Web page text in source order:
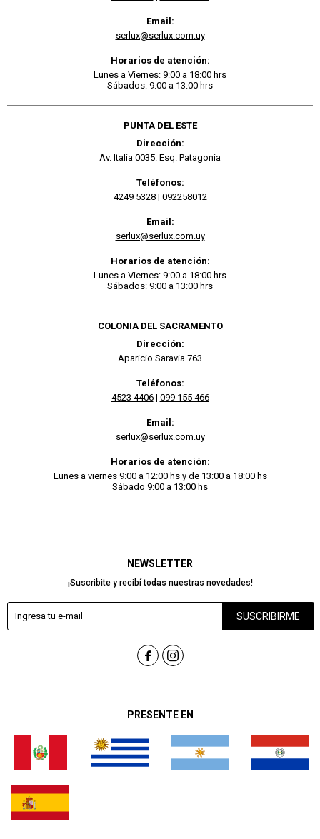
PRESENTE EN
NEWSLETTER
¡Suscribite y recibí todas nuestras novedades!
SUSCRIBIRME
 
Email:
serlux@serlux.com.uy
Horarios de atención:
Lunes a Viernes: 9:00 a 18:00 hrs
Sábados: 9:00 a 13:00 hrs
PUNTA DEL ESTE
Dirección:
Av. Italia 0035. Esq. Patagonia
Teléfonos:
4249 5328| 092258012
Email:
serlux@serlux.com.uy
Horarios de atención:
Lunes a Viernes: 9:00 a 18:00 hrs
Sábados: 9:00 a 13:00 hrs
COLONIA DEL SACRAMENTO
Dirección:
Aparicio Saravia 763
Teléfonos:
4523 4406| 099 155 466
Email:
serlux@serlux.com.uy
Horarios de atención:
Lunes a viernes 9:00 a 12:00 hs y de 13:00 a 18:00 hs
Sábado 9:00 a 13:00 hs